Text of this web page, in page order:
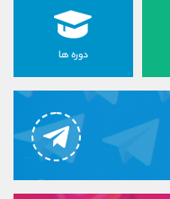
دوره ها